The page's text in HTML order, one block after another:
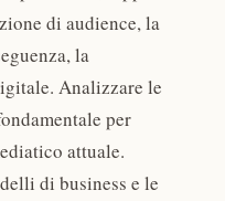
di audience, la
la
Analizzare le
per
attuale.
di business e le